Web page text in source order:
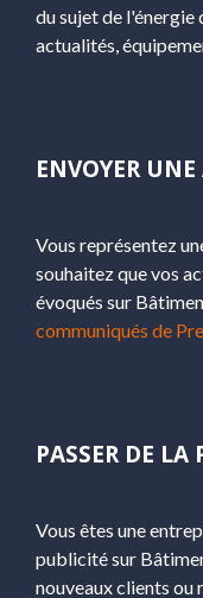
du sujet de l'énergie
actualités,
ENVOYER
Vous représentez
souhaitez que vos
évoqués sur
communiqués de
PASSER DE LA
Vous êtes une
publicité sur
nouveaux clients